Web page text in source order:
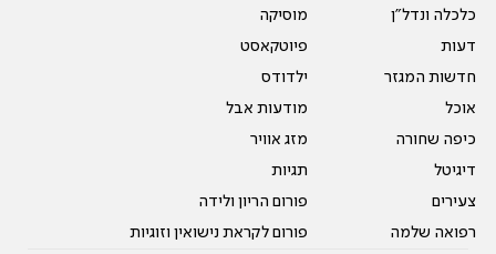
כלכלה ונדל"ן
דעות
חדשות המגזר
אוכל
כיפה שחורה
דיגיטל
צעירים
רפואה שלמה
מוסיקה
פיוטקאסט
ילדודס
מודעות אבל
מזג אוויר
תגיות
פורום הריון ולידה
פורום לקראת נישואין וזוגיות